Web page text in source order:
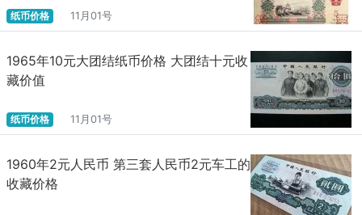
纸币价格 11月01号
1965年10元大团结纸币价格 大团结十元收
藏价值
纸币价格 11月01号
1960年2元人民币 第三套人民币2元车工的
收藏价格